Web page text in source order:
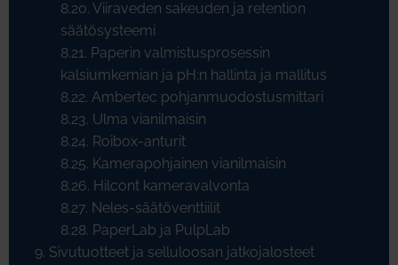
8.20. Viiraveden sakeuden ja retention
säätösysteemi
8.21. Paperin valmistusprosessin
kalsiumkemian ja pH:n hallinta ja mallitus
8.22. Ambertec pohjanmuodostusmittari
8.23. Ulma vianilmaisin
8.24. Roibox-anturit
8.25. Kamerapohjainen vianilmaisin
8.26. Hilcont kameravalvonta
8.27. Neles-säätöventtiilit
8.28. PaperLab ja PulpLab
9. Sivutuotteet ja selluloosan jatkojalosteet